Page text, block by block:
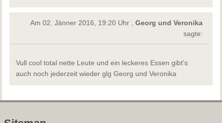
Am 02. Jänner 2016, 19:20 Uhr ,Georg und Veronika
sagte:
Vull cool total nette Leute und ein leckeres Essen gibt's
auch noch jederzeit wieder glg Georg und Veronika